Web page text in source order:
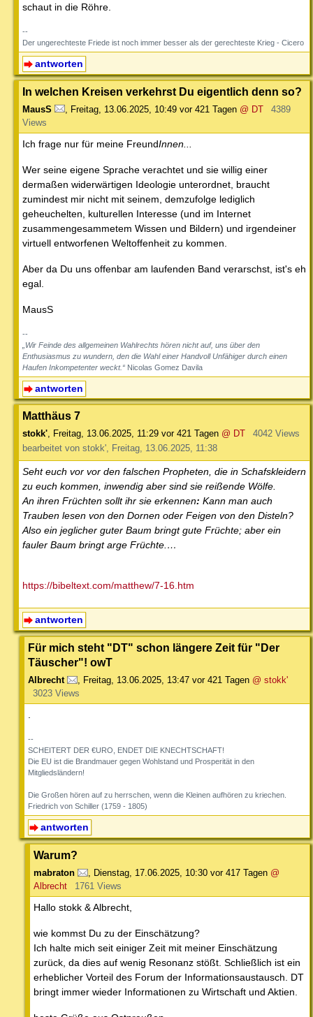
schaut in die Röhre.
--
Der ungerechteste Friede ist noch immer besser als der gerechteste Krieg - Cicero
antworten
In welchen Kreisen verkehrst Du eigentlich denn so?
MausS Freitag, 13.06.2025, 10:49 vor 421 Tagen @ DT
4389
Views
Ich frage nur für meine FreundInnen...
Wer seine eigene Sprache verachtet und sie willig einer
dermaßen widerwärtigen Ideologie unterordnet, braucht
zumindest mir nicht mit seinem, demzufolge lediglich
geheuchelten, kulturellen Interesse (und im Internet
zusammengesammetem Wissen und Bildern) und irgendeiner
virtuell entworfenen Weltoffenheit zu kommen.
Aber da Du uns offenbar am laufenden Band verarschst, ist's eh
egal.
MausS
--
„Wir Feinde des allgemeinen Wahlrechts hören nicht auf, uns über den
Enthusiasmus zu wundern, den die Wahl einer Handvoll Unfähiger durch einen
Haufen Inkompetenter weckt.“ Nicolas Gomez Davila
antworten
Matthäus 7
stokk', Freitag, 13.06.2025, 11:29 vor 421 Tagen @ DT
4042 Views
bearbeitet von stokk', Freitag, 13.06.2025, 11:38
Seht euch vor vor den falschen Propheten, die in Schafskleidern
zu euch kommen, inwendig aber sind sie reißende Wölfe.
An ihren Früchten sollt ihr sie erkennen: Kann man auch
Trauben lesen von den Dornen oder Feigen von den Disteln?
Also ein jeglicher guter Baum bringt gute Früchte; aber ein
fauler Baum bringt arge Früchte.…
https://bibeltext.com/matthew/7-16.htm
antworten
Für mich steht "DT" schon längere Zeit für "Der
Täuscher"! owT
Albrecht , Freitag, 13.06.2025, 13:47 vor 421 Tagen @ stokk'
3023 Views
--
SCHEITERT DER €URO, ENDET DIE KNECHTSCHAFT!
Die EU ist die Brandmauer gegen Wohlstand und Prosperität in den
Mitgliedsländern!
Die Großen hören auf zu herrschen, wenn die Kleinen aufhören zu kriechen.
Friedrich von Schiller (1759 - 1805)
antworten
Warum?
mabraton Dienstag, 17.06.2025, 10:30 vor 417 Tagen @
Albrecht
1761 Views
Hallo stokk & Albrecht,
wie kommst Du zu der Einschätzung?
Ich halte mich seit einiger Zeit mit meiner Einschätzung
zurück, da dies auf wenig Resonanz stößt. Schließlich ist ein
erheblicher Vorteil des Forum der Informationsaustausch. DT
bringt immer wieder Informationen zu Wirtschaft und Aktien.